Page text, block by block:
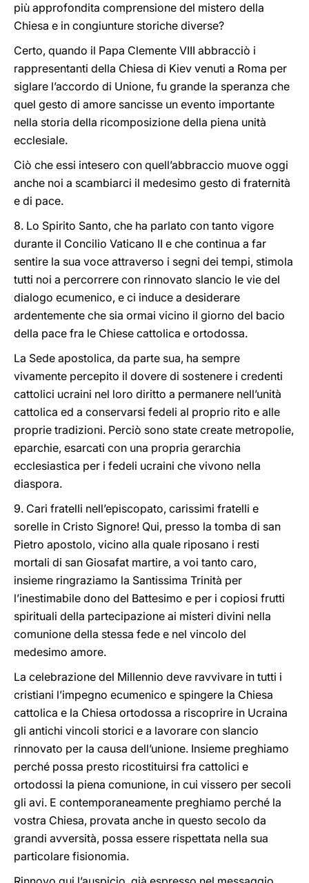
più approfondita comprensione del mistero della
Chiesa e in congiunture storiche diverse?
Certo, quando il Papa Clemente VIII abbracciò i
rappresentanti della Chiesa di Kiev venuti a Roma per
siglare l’accordo di Unione, fu grande la speranza che
quel gesto di amore sancisse un evento importante
nella storia della ricomposizione della piena unità
ecclesiale.
Ciò che essi intesero con quell’abbraccio muove oggi
anche noi a scambiarci il medesimo gesto di fraternità
e di pace.
8. Lo Spirito Santo, che ha parlato con tanto vigore
durante il Concilio Vaticano II e che continua a far
sentire la sua voce attraverso i segni dei tempi, stimola
tutti noi a percorrere con rinnovato slancio le vie del
dialogo ecumenico, e ci induce a desiderare
ardentemente che sia ormai vicino il giorno del bacio
della pace fra le Chiese cattolica e ortodossa.
La Sede apostolica, da parte sua, ha sempre
vivamente percepito il dovere di sostenere i credenti
cattolici ucraini nel loro diritto a permanere nell’unità
cattolica ed a conservarsi fedeli al proprio rito e alle
proprie tradizioni. Perciò sono state create metropolie,
eparchie, esarcati con una propria gerarchia
ecclesiastica per i fedeli ucraini che vivono nella
diaspora.
9. Cari fratelli nell’episcopato, carissimi fratelli e
sorelle in Cristo Signore! Qui, presso la tomba di san
Pietro apostolo, vicino alla quale riposano i resti
mortali di san Giosafat martire, a voi tanto caro,
insieme ringraziamo la Santissima Trinità per
l’inestimabile dono del Battesimo e per i copiosi frutti
spirituali della partecipazione ai misteri divini nella
comunione della stessa fede e nel vincolo del
medesimo amore.
La celebrazione del Millennio deve ravvivare in tutti i
cristiani l’impegno ecumenico e spingere la Chiesa
cattolica e la Chiesa ortodossa a riscoprire in Ucraina
gli antichi vincoli storici e a lavorare con slancio
rinnovato per la causa dell’unione. Insieme preghiamo
perché possa presto ricostituirsi fra cattolici e
ortodossi la piena comunione, in cui vissero per secoli
gli avi. E contemporaneamente preghiamo perché la
vostra Chiesa, provata anche in questo secolo da
grandi avversità, possa essere rispettata nella sua
particolare fisionomia.